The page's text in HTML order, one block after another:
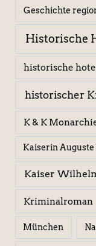
Geschichte
Historische
historische
historischer
K & K
Kaiserin
Kaiser
Kriminalroman
München